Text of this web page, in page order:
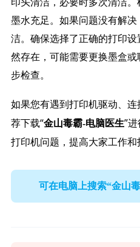
印头清洁，必要时多次清洁
墨水充足。如果问题没有解
洁。确保选择了正确的打印
然存在，可能需要更换墨盒
步检查。
如果您有遇到打印机驱动、
荐下载“金山毒霸-电脑医生”
打印机问题，提高大家工作和
可在电脑上搜索“金山